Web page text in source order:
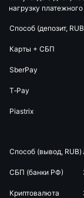
нагрузку
Способ (депозит,
Карты + СБП
SberPay
T‑Pay
Piastrix
Способ (вывод, RUB)
СБП (банки РФ)
Криптовалюта